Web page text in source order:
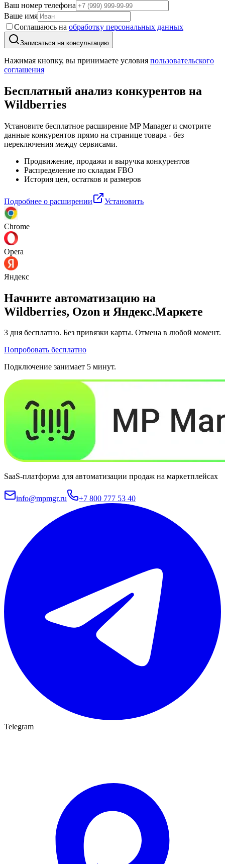
Ваш номер телефона
Ваше имя
Соглашаюсь на обработку персональных данных
Записаться на консультацию
Нажимая кнопку, вы принимаете условия пользовательского
соглашения
Бесплатный анализ конкурентов на
Wildberries
Установите бесплатное расширение MP Manager и смотрите
данные конкурентов прямо на странице товара - без
переключения между сервисами.
Продвижение, продажи и выручка конкурентов
Распределение по складам FBO
История цен, остатков и размеров
Подробнее о расширении Установить
Chrome
Opera
Яндекс
Начните автоматизацию на
Wildberries, Ozon и Яндекс.Маркете
3 дня бесплатно. Без привязки карты. Отмена в любой момент.
Попробовать бесплатно
Подключение занимает 5 минут.
SaaS-платформа для автоматизации продаж на маркетплейсах
info@mpmgr.ru +7 800 777 53 40
Telegram